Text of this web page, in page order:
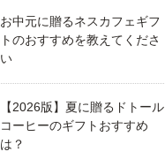
お中元に贈るネスカフェギフ
トのおすすめを教えてくださ
い
【2026版】夏に贈るドトール
コーヒーのギフトおすすめ
は？